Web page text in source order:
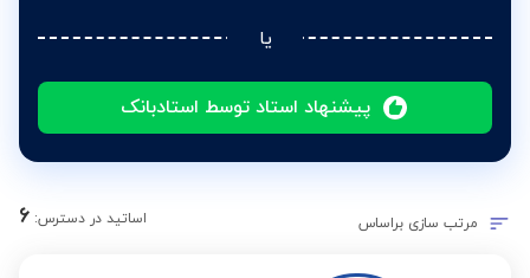
یا
پیشنهاد استاد توسط استادبانک
مرتب سازی براساس اساتید در دسترس: 6